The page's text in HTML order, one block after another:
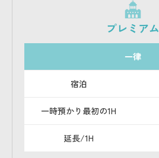
プレミアム
一律
宿泊
一時預かり 最初の1H
延長/1H